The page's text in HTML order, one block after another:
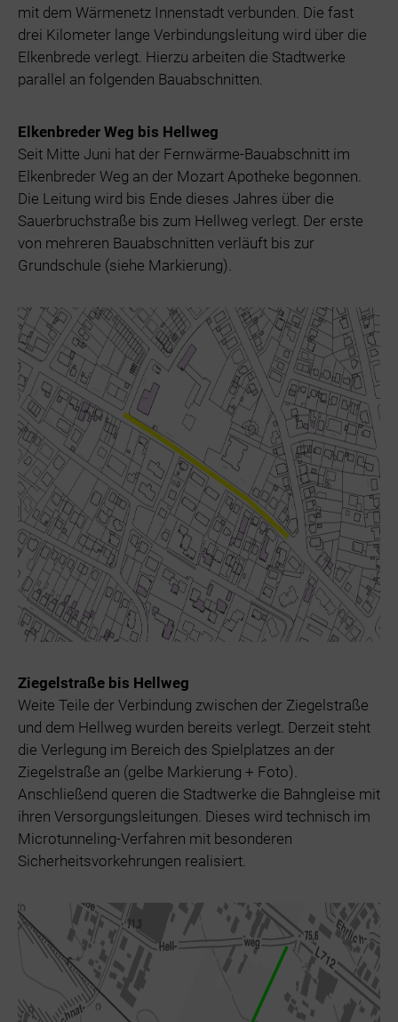
mit dem Wärmenetz Innenstadt verbunden. Die fast
drei Kilometer lange Verbindungsleitung wird über die
Elkenbrede verlegt. Hierzu arbeiten die Stadtwerke
parallel an folgenden Bauabschnitten.
Elkenbreder Weg bis Hellweg
Seit Mitte Juni hat der Fernwärme-Bauabschnitt im
Elkenbreder Weg an der Mozart Apotheke begonnen.
Die Leitung wird bis Ende dieses Jahres über die
Sauerbruchstraße bis zum Hellweg verlegt. Der erste
von mehreren Bauabschnitten verläuft bis zur
Grundschule (siehe Markierung).
Ziegelstraße bis Hellweg
Weite Teile der Verbindung zwischen der Ziegelstraße
und dem Hellweg wurden bereits verlegt. Derzeit steht
die Verlegung im Bereich des Spielplatzes an der
Ziegelstraße an (gelbe Markierung + Foto).
Anschließend queren die Stadtwerke die Bahngleise mit
ihren Versorgungsleitungen. Dieses wird technisch im
Microtunneling-Verfahren mit besonderen
Sicherheitsvorkehrungen realisiert.